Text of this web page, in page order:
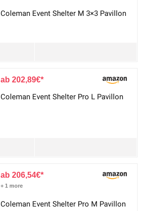
Coleman Event Shelter M 3×3 Pavillon
202,89€
Coleman Event Shelter Pro L Pavillon
206,54€
+ 1 more
Coleman Event Shelter Pro M Pavillon